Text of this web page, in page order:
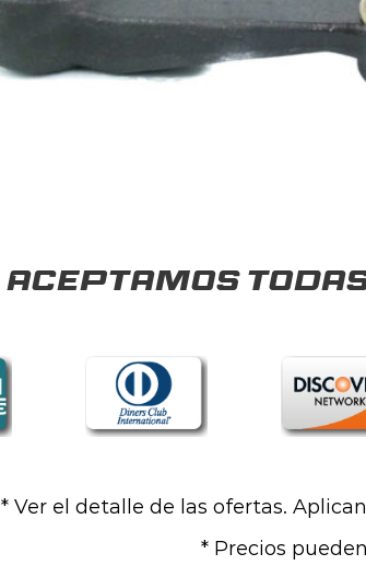
Aceptamos
* Ver el detalle de las ofertas.
* Precios